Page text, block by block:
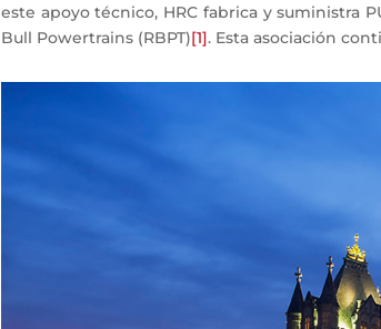
este apoyo técnico, HRC fabrica y suministra
Bull Powertrains (RBPT)[1]. Esta asociación